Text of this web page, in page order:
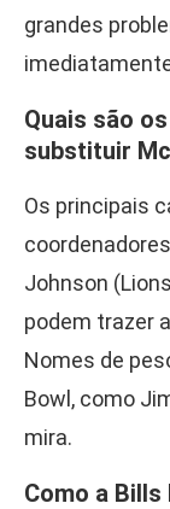
grandes
Quais são
substituir
Os principais
Johnson
podem trazer
Nomes de
Bowl, como
mira.
Como a